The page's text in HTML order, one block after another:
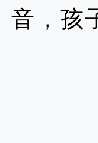
音，孩